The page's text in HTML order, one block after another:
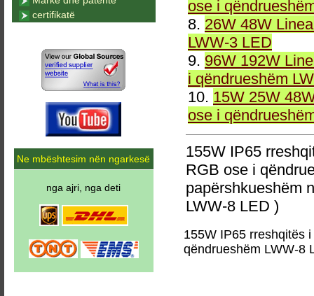
ose i
8. 26W 48W
LWW-3 LED
9. 96W 192W
i qëndrueshëm
10. 15W 25W
ose i
155W IP65
RGB ose i
papërshkueshëm
LWW-8 LED )
155W IP65 rreshqitës
qëndrueshëm LWW-8
certifikatë
Ne mbështesim nën ngarkesë
nga ajri, nga deti